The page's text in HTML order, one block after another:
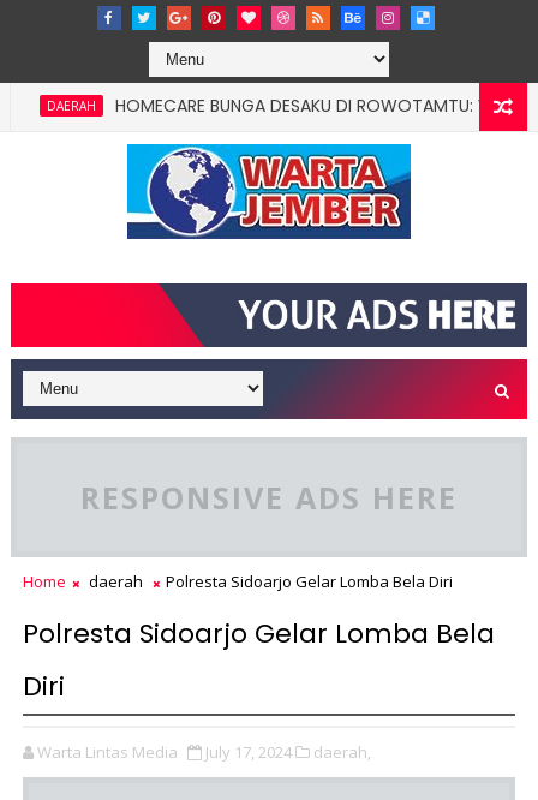
DAERAH HOMECARE BUNGA DESAKU DI ROWOTAMTU:
RESPONSIVE ADS HERE
Home daerah Polresta Sidoarjo Gelar Lomba Bela Diri
Polresta Sidoarjo Gelar Lomba Bela
Diri
Warta Lintas Media July 17, 2024 daerah,